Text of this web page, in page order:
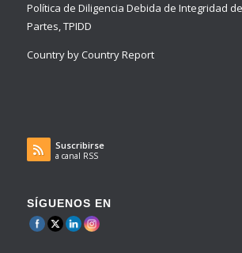
Política de Diligencia Debida de Integridad
Partes, TPIDD
Country by Country Report
Suscribirse
a canal RSS
SÍGUENOS EN